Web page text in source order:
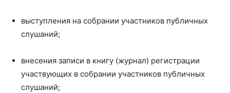
выступления на собрании участников публичных
слушаний;
внесения записи в книгу (журнал) регистрации
участвующих в собрании участников публичных
слушаний;